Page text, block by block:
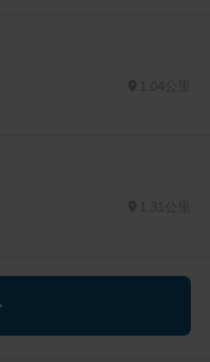
1.04公里